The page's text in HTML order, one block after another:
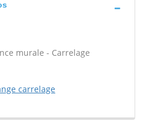
murale - Carrelage
carrelage